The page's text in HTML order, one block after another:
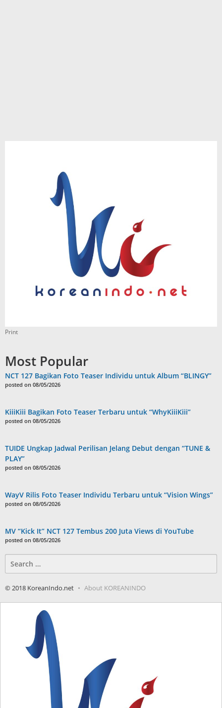
Print
Most Popular
NCT 127 Bagikan Foto Teaser Individu untuk Album “BLINGY”
posted on 08/05/2026
KiiiKiii Bagikan Foto Teaser Terbaru untuk “WhyKiiiKiii”
posted on 08/05/2026
TUIDE Ungkap Jadwal Perilisan Jelang Debut dengan “TUNE &
PLAY”
posted on 08/05/2026
WayV Rilis Foto Teaser Individu Terbaru untuk “Vision Wings”
posted on 08/05/2026
MV “Kick It” NCT 127 Tembus 200 Juta Views di YouTube
posted on 08/05/2026
for:
© 2018 KoreanIndo.net About KOREANINDO